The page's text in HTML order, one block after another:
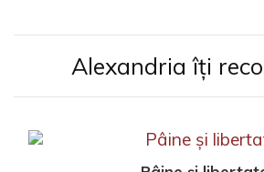
Alexandria îți